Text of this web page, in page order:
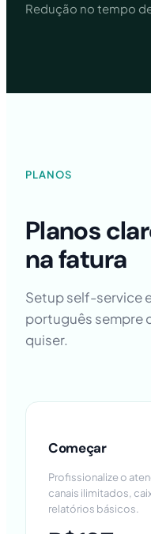
Redução no tempo
PLANOS
Planos
na fatura
Setup self-service
português sempre
quiser.
Começar
Profissionalize o
canais ilimitados,
relatórios básicos.